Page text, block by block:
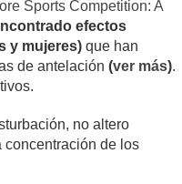
Sports Competition: A
efectos
y mujeres)que han
de antelación (ver más).
no altero
concentración de los